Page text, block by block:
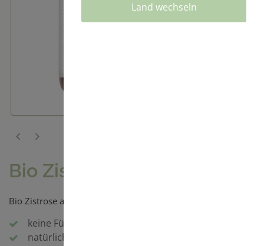
Land wechseln
Bio Zistrose
Bio Zistrose aus 100 % Bio Zistrose gemahlen
keine Füll- und Trennstoffe
natürlich ° rein ° vegan